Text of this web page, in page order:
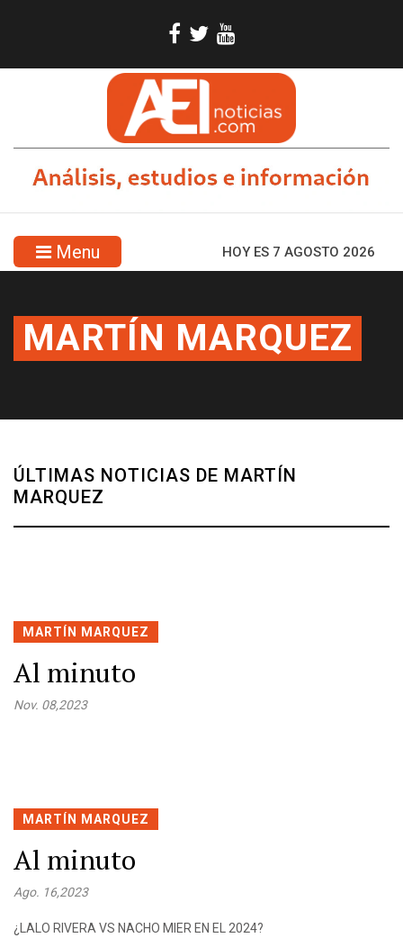
Menu HOY ES 7 AGOSTO 2026
MARTÍN MARQUEZ
ÚLTIMAS NOTICIAS DE MARTÍN
MARQUEZ
MARTÍN MARQUEZ
Al minuto
Nov. 08,2023
MARTÍN MARQUEZ
Al minuto
Ago. 16,2023
¿LALO RIVERA VS NACHO MIER EN EL 2024?